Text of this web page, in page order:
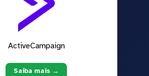
ActiveCampaign
Saiba mais →